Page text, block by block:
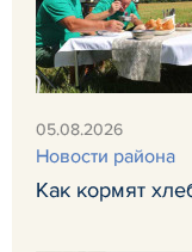
05.08.2026
Новости района
Как кормят